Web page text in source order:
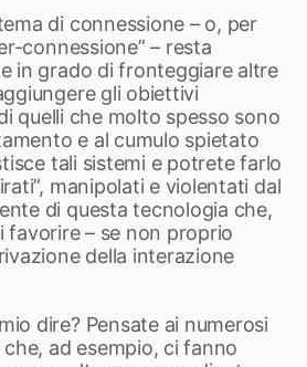
di connessione – o, per
connessione” – resta
in grado di fronteggiare altre
gli obiettivi
quelli che molto spesso sono
e al cumulo spietato
tali sistemi e potrete farlo
manipolati e violentati dal
di questa tecnologia che,
favorire – se non proprio
della interazione
dire? Pensate ai numerosi
ad esempio, ci fanno